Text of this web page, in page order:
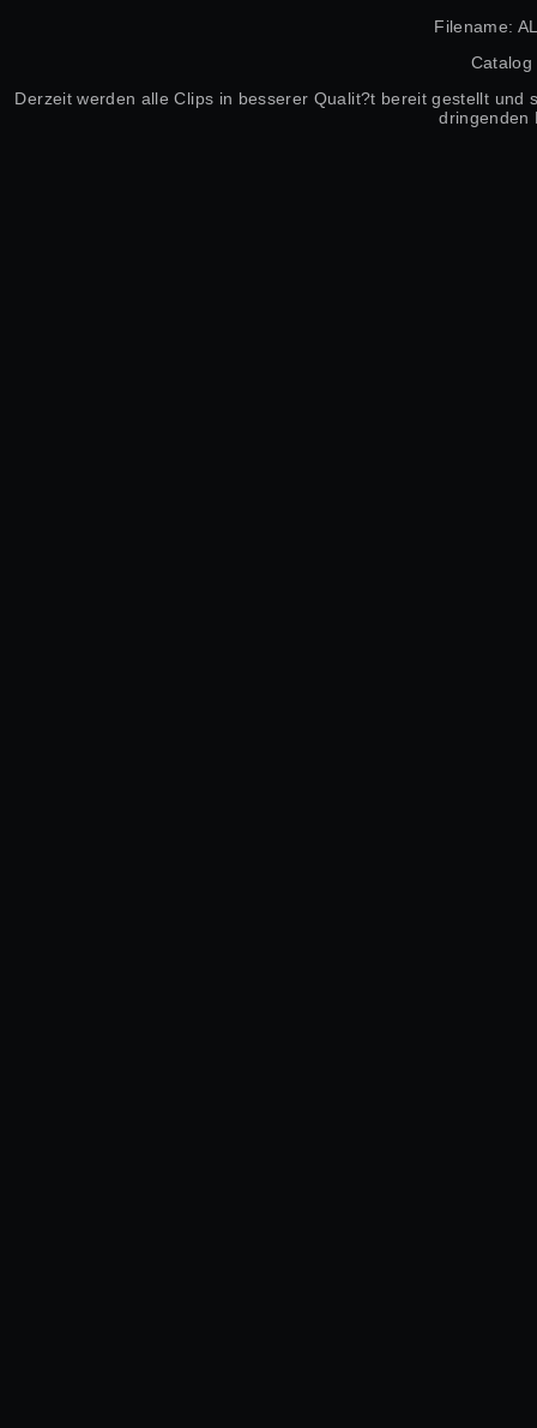
Filename:
Catalog
Derzeit werden alle Clips in besserer Qualit?t bereit gestellt
dringenden